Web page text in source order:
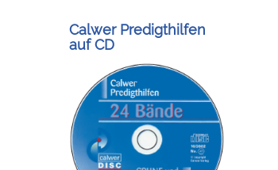
Calwer Predigthilfen
auf CD